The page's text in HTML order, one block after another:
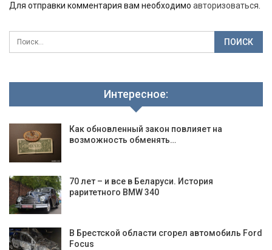
Для отправки комментария вам необходимо авторизоваться
Интересное:
Как обновленный закон повлияет на
возможность обменять…
70 лет – и все в Беларуси. История
раритетного BMW 340
В Брестской области сгорел автомобиль Ford
Focus